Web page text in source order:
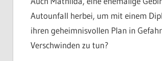
Autounfall herbei, um mit einem
ihren geheimnisvollen Plan in
Verschwinden zu tun?